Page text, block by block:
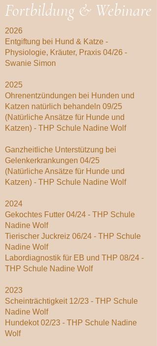
Fortbildung & Webinare
2026
Entgiftung bei Hund & Katze -
Physiologie, Kräuter, Praxis 04/26 -
Swanie Simon
2025
Ohrenentzündungen bei Hunden und
Katzen natürlich behandeln 09/25
(Natürliche Ansätze für Hunde und
Katzen) - THP Schule Nadine Wolf
Ganzheitliche Unterstützung bei
Gelenkerkrankungen 04/25
(Natürliche Ansätze für Hunde und
Katzen) - THP Schule Nadine Wolf
2024
Gekochtes Futter 04/24 - THP Schule
Nadine Wolf
Tierischer Juckreiz 06/24 - THP Schule
Nadine Wolf
Labordiagnostik für EB und THP 08/24 -
THP Schule Nadine Wolf
2023
Scheinträchtigkeit 12/23 - THP Schule
Nadine Wolf
Hundekot 02/23 - THP Schule Nadine
Wolf